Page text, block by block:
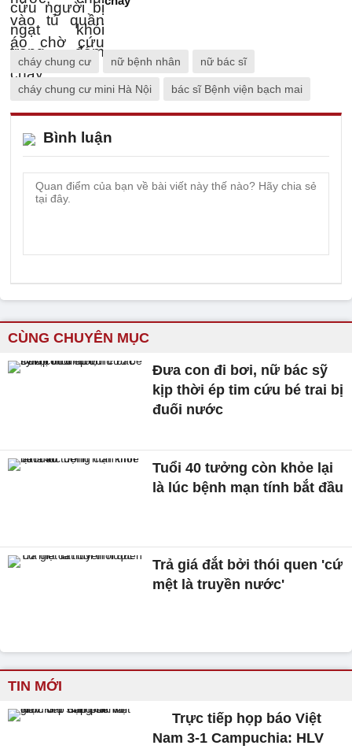
cháy chung cư nữ bệnh nhân nữ bác sĩ
cháy chung cư mini Hà Nội bác sĩ Bệnh viện bạch mai
Bình luận
CÙNG CHUYÊN MỤC
Đưa con đi bơi, nữ bác sỹ
kịp thời ép tim cứu bé trai bị
đuối nước
Tuổi 40 tưởng còn khỏe lại
là lúc bệnh mạn tính bắt đầu
Trả giá đắt bởi thói quen 'cứ
mệt là truyền nước'
TIN MỚI
Trực tiếp họp báo Việt
Nam 3-1 Campuchia: HLV